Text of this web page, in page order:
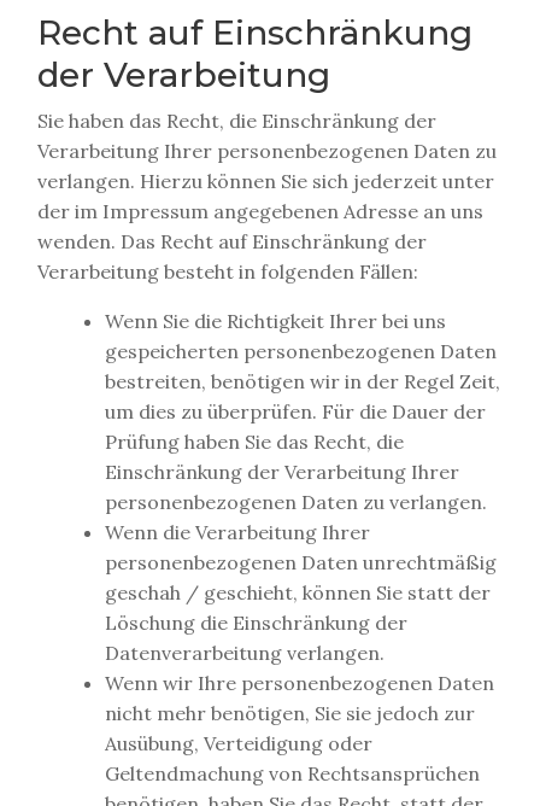
Recht auf Einschränkung
der Verarbeitung
Sie haben das Recht, die Einschränkung der
Verarbeitung Ihrer personenbezogenen Daten zu
verlangen. Hierzu können Sie sich jederzeit unter
der im Impressum angegebenen Adresse an uns
wenden. Das Recht auf Einschränkung der
Verarbeitung besteht in folgenden Fällen:
Wenn Sie die Richtigkeit Ihrer bei uns
gespeicherten personenbezogenen Daten
bestreiten, benötigen wir in der Regel Zeit,
um dies zu überprüfen. Für die Dauer der
Prüfung haben Sie das Recht, die
Einschränkung der Verarbeitung Ihrer
personenbezogenen Daten zu verlangen.
Wenn die Verarbeitung Ihrer
personenbezogenen Daten unrechtmäßig
geschah / geschieht, können Sie statt der
Löschung die Einschränkung der
Datenverarbeitung verlangen.
Wenn wir Ihre personenbezogenen Daten
nicht mehr benötigen, Sie sie jedoch zur
Ausübung, Verteidigung oder
Geltendmachung von Rechtsansprüchen